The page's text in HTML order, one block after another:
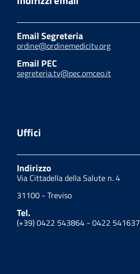
Email Segreteria
ordine@ordinemedicitv.org
Email PEC
segreteria.tv@pec.omceo.it
Uffici
Indirizzo
Via Cittadella della Salute n. 4
31100 - Treviso
Tel.
(+39) 0422 543864 - 0422 541637